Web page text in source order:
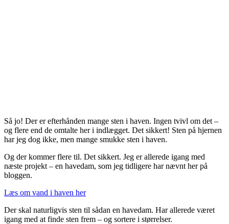
Så jo! Der er efterhånden mange sten i haven. Ingen tvivl om det –
og flere end de omtalte her i indlægget. Det sikkert! Sten på hjernen
har jeg dog ikke, men mange smukke sten i haven.
Og der kommer flere til. Det sikkert. Jeg er allerede igang med
næste projekt – en havedam, som jeg tidligere har nævnt her på
bloggen.
Læs om vand i haven her
Der skal naturligvis sten til sådan en havedam. Har allerede været
igang med at finde sten frem – og sortere i størrelser.